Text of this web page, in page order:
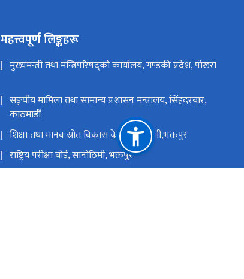
महत्त्वपूर्ण लिङ्कहरू
मुख्यमन्त्री तथा मन्त्रिपरिषद्को कार्यालय, गण्डकी प्रदेश, पोखरा
सङ्‍घीय मामिला तथा सामान्य प्रशासन मन्त्रालय, सिंहदरबार,
काठमाडौँ
शिक्षा तथा मानव स्रोत विकास केन्द्र सानोठिमी,भक्तपुर
राष्ट्रिय परीक्षा बोर्ड, सानोठिमी, भक्तपुर